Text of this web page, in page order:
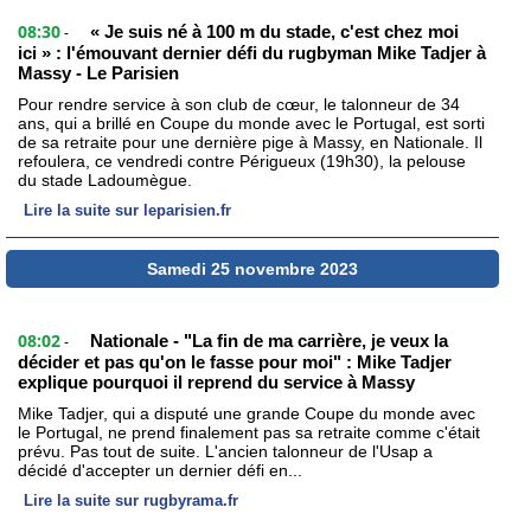
08:30 -
« Je suis né à 100 m du stade, c'est chez moi
ici » : l'émouvant dernier défi du rugbyman Mike Tadjer à
Massy - Le Parisien
Pour rendre service à son club de cœur, le talonneur de 34
ans, qui a brillé en Coupe du monde avec le Portugal, est sorti
de sa retraite pour une dernière pige à Massy, en Nationale. Il
refoulera, ce vendredi contre Périgueux (19h30), la pelouse
du stade Ladoumègue.
Lire la suite sur leparisien.fr
Samedi 25 novembre 2023
08:02 -
Nationale - "La fin de ma carrière, je veux la
décider et pas qu'on le fasse pour moi" : Mike Tadjer
explique pourquoi il reprend du service à Massy
Mike Tadjer, qui a disputé une grande Coupe du monde avec
le Portugal, ne prend finalement pas sa retraite comme c'était
prévu. Pas tout de suite. L'ancien talonneur de l'Usap a
décidé d'accepter un dernier défi en...
Lire la suite sur rugbyrama.fr